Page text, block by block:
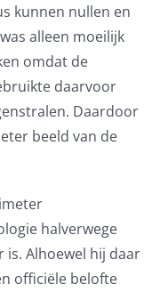
kunnen nullen en
alleen moeilijk
omdat de
daarvoor
Daardoor
beeld van de
halverwege
is. Alhoewel hij daar
officiële belofte